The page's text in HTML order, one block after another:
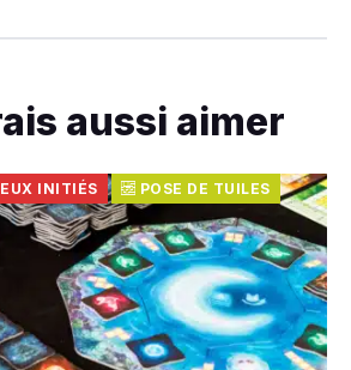
aussi aimer
INITIÉS POSE DE TUILES